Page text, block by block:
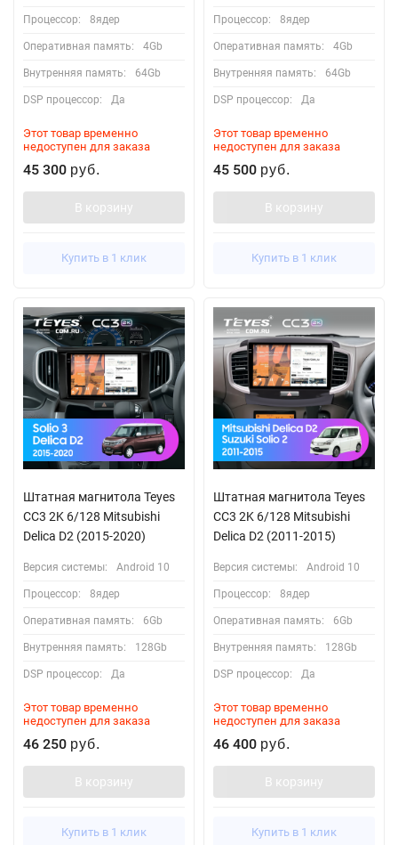
Процессор: 8ядер
Оперативная память: 4Gb
Внутренняя память: 64Gb
DSP процессор: Да
Этот товар временно
недоступен для заказа
45 300 руб.
В корзину
Купить в 1 клик
Процессор: 8ядер
Оперативная память: 4Gb
Внутренняя память: 64Gb
DSP процессор: Да
Этот товар временно
недоступен для заказа
45 500 руб.
В корзину
Купить в 1 клик
Штатная магнитола Teyes
CC3 2K 6/128 Mitsubishi
Delica D2 (2015-2020)
Версия системы: Android 10
Процессор: 8ядер
Оперативная память: 6Gb
Внутренняя память: 128Gb
DSP процессор: Да
Этот товар временно
недоступен для заказа
46 250 руб.
В корзину
Купить в 1 клик
Штатная магнитола Teyes
CC3 2K 6/128 Mitsubishi
Delica D2 (2011-2015)
Версия системы: Android 10
Процессор: 8ядер
Оперативная память: 6Gb
Внутренняя память: 128Gb
DSP процессор: Да
Этот товар временно
недоступен для заказа
46 400 руб.
В корзину
Купить в 1 клик